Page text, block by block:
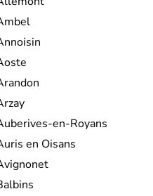
Lyon. Les
en 1960.
en-Royans
en Oisans